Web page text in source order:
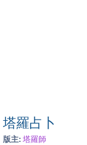
塔羅占卜
版主: 塔羅師